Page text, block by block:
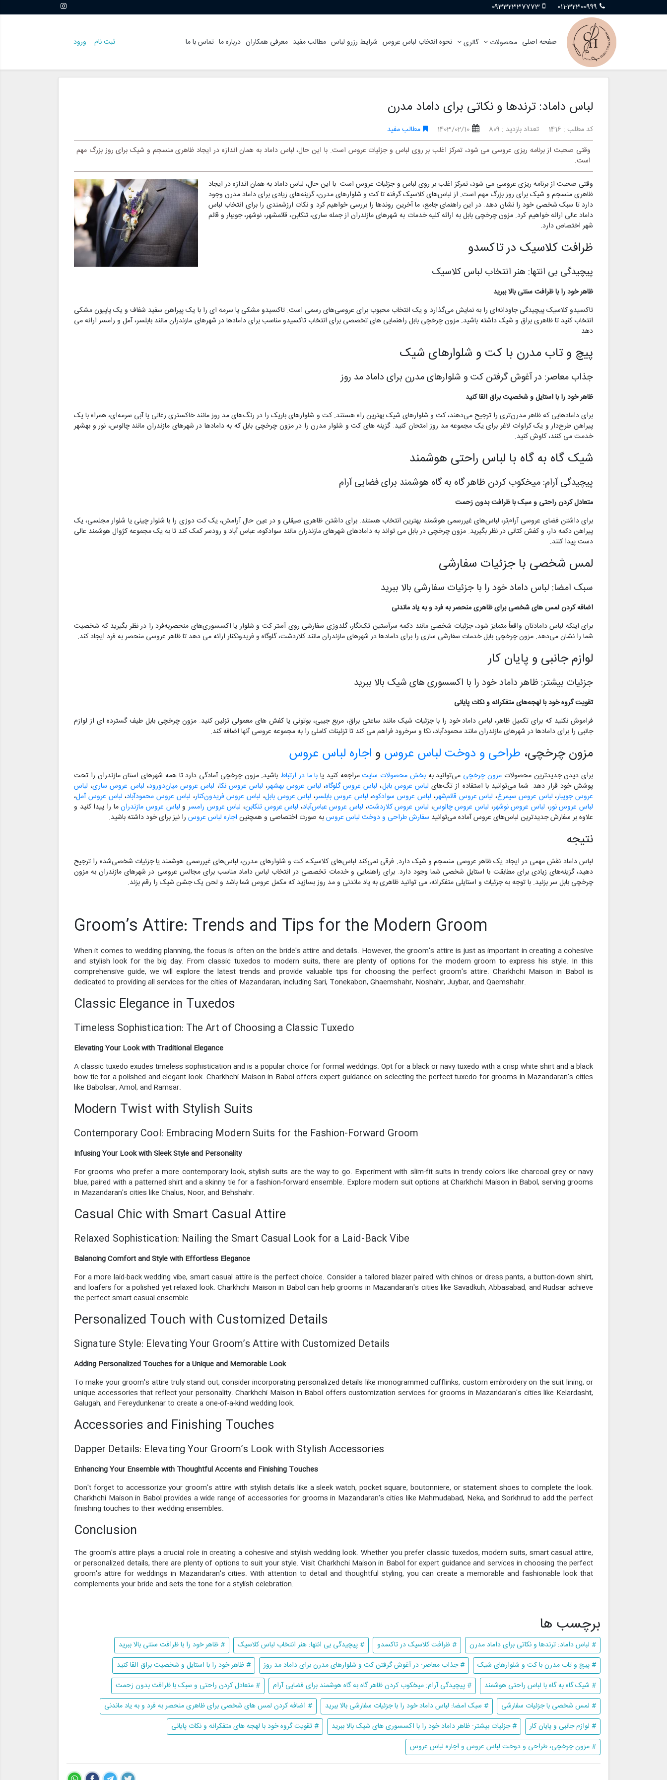
011-32300999
09332337773
ثبت نام ورود صفحه اصلی محصولات گالری نحوه انتخاب لباس عروس شرایط رزرو لباس مطالب مفید معرفی همکاران درباره ما تماس با ما
لباس داماد: ترندها و نکاتی برای داماد مدرن
کد مطلب : 1416 تعداد بازدید : 809 1403/02/10
مطالب مفید
وقتی صحبت از برنامه ریزی عروسی می شود، تمرکز اغلب بر روی لباس و جزئیات عروس است. با این حال، لباس داماد به همان اندازه در ایجاد ظاهری منسجم و شیک برای روز بزرگ مهم
است.
وقتی صحبت از برنامه ریزی عروسی می شود، تمرکز اغلب بر روی لباس و جزئیات عروس است. با این حال، لباس داماد به همان اندازه در ایجاد
ظاهری منسجم و شیک برای روز بزرگ مهم است. از لباس‌های کلاسیک گرفته تا کت و شلوارهای مدرن، گزینه‌های زیادی برای داماد مدرن وجود
دارد تا سبک شخصی خود را نشان دهد. در این راهنمای جامع، ما آخرین روندها را بررسی خواهیم کرد و نکات ارزشمندی را برای انتخاب لباس
داماد عالی ارائه خواهیم کرد. مزون چرخچی بابل به ارائه کلیه خدمات به شهرهای مازندران از جمله ساری، تنکابن، قائمشهر، نوشهر، جویبار و قائم
شهر اختصاص دارد.
ظرافت کلاسیک در تاکسدو
پیچیدگی بی انتها: هنر انتخاب لباس کلاسیک
ظاهر خود را با ظرافت سنتی بالا ببرید
تاکسیدو کلاسیک پیچیدگی جاودانه‌ای را به نمایش می‌گذارد و یک انتخاب محبوب برای عروسی‌های رسمی است. تاکسیدو مشکی یا سرمه ای را با یک پیراهن سفید شفاف و یک پاپیون مشکی
انتخاب کنید تا ظاهری براق و شیک داشته باشید. مزون چرخچی بابل راهنمایی های تخصصی برای انتخاب تاکسیدو مناسب برای دامادها در شهرهای مازندران مانند بابلسر، آمل و رامسر ارائه می
دهد.
پیچ و تاب مدرن با کت و شلوارهای شیک
جذاب معاصر: در آغوش گرفتن کت و شلوارهای مدرن برای داماد مد روز
ظاهر خود را با استایل و شخصیت براق القا کنید
برای دامادهایی که ظاهر مدرن‌تری را ترجیح می‌دهند، کت و شلوارهای شیک بهترین راه هستند. کت و شلوارهای باریک را در رنگ‌های مد روز مانند خاکستری زغالی یا آبی سرمه‌ای، همراه با یک
پیراهن طرح‌دار و یک کراوات لاغر برای یک مجموعه مد روز امتحان کنید. گزینه های کت و شلوار مدرن را در مزون چرخچی بابل که به دامادها در شهرهای مازندران مانند چالوس، نور و بهشهر
خدمت می کنند، کاوش کنید.
شیک گاه به گاه با لباس راحتی هوشمند
پیچیدگی آرام: میخکوب کردن ظاهر گاه به گاه هوشمند برای فضایی آرام
متعادل کردن راحتی و سبک با ظرافت بدون زحمت
برای داشتن فضای عروسی آرام‌تر، لباس‌های غیررسمی هوشمند بهترین انتخاب هستند. برای داشتن ظاهری صیقلی و در عین حال آرامش، یک کت دوزی را با شلوار چینی یا شلوار مجلسی، یک
پیراهن دکمه دار، و کفش کتانی در نظر بگیرید. مزون چرخچی در بابل می تواند به دامادهای شهرهای مازندران مانند سوادکوه، عباس آباد و رودسر کمک کند تا به یک مجموعه کژوال هوشمند عالی
دست پیدا کنند.
لمس شخصی با جزئیات سفارشی
سبک امضا: لباس داماد خود را با جزئیات سفارشی بالا ببرید
اضافه کردن لمس های شخصی برای ظاهری منحصر به فرد و به یاد ماندنی
برای اینکه لباس دامادتان واقعاً متمایز شود، جزئیات شخصی مانند دکمه سرآستین تک‌نگار، گلدوزی سفارشی روی آستر کت و شلوار یا اکسسوری‌های منحصربه‌فرد را در نظر بگیرید که شخصیت
شما را نشان می‌دهد. مزون چرخچی بابل خدمات سفارشی سازی را برای دامادها در شهرهای مازندران مانند کلاردشت، گلوگاه و فریدونکنار ارائه می دهد تا ظاهر عروسی منحصر به فرد ایجاد کند.
لوازم جانبی و پایان کار
جزئیات بیشتر: ظاهر داماد خود را با اکسسوری های شیک بالا ببرید
تقویت گروه خود با لهجه‌های متفکرانه و نکات پایانی
فراموش نکنید که برای تکمیل ظاهر، لباس داماد خود را با جزئیات شیک مانند ساعتی براق، مربع جیبی، بوتونی یا کفش های معمولی تزئین کنید. مزون چرخچی بابل طیف گسترده ای از لوازم
جانبی را برای دامادها در شهرهای مازندران مانند محمودآباد، نکا و سرخرود فراهم می کند تا تزئینات کاملی را به مجموعه عروسی آنها اضافه کند.
مزون چرخچی، طراحی و دوخت لباس عروس و اجاره لباس عروس
برای دیدن جدیدترین محصولات مزون چرخچی می‌توانید بهبخش محصولات سایتمراجعه کنید یا با ما در ارتباط باشید. مزون چرخچی آمادگی دارد تا همه شهرهای استان مازندران را تحت
پوشش خود قرار دهد. شما می‌توانید با استفاده از تگ‌های لباس عروس بابل، لباس عروس گلوگاه، لباس عروس بهشهر، لباس عروس نکا، لباس عروس میان‌دورود، لباس عروس ساری، لباس
عروس جویبار، لباس عروس سیمرغ، لباس عروس قائم‌شهر، لباس عروس سوادکوه، لباس عروس بابلسر، لباس عروس بابل، لباس عروس فریدون‌کنار، لباس عروس محمودآباد، لباس عروس آمل،
لباس عروس نور، لباس عروس نوشهر، لباس عروس چالوس، لباس عروس کلاردشت، لباس عروس عباس‌آباد، لباس عروس تنکابن، لباس عروس رامسرو لباس عروس مازندرانما را پیدا کنید و
علاوه بر سفارش جدیدترین لباس‌های عروس آماده می‌توانید سفارش طراحی و دوخت لباس عروسبه صورت اختصاصی و همچنین اجاره لباس عروس را نیز برای خود داشته باشید.
نتیجه
لباس داماد نقش مهمی در ایجاد یک ظاهر عروسی منسجم و شیک دارد. فرقی نمی‌کند لباس‌های کلاسیک، کت و شلوارهای مدرن، لباس‌های غیررسمی هوشمند یا جزئیات شخصی‌شده را ترجیح
دهید، گزینه‌های زیادی برای مطابقت با استایل شخصی شما وجود دارد. برای راهنمایی و خدمات تخصصی در انتخاب لباس داماد مناسب برای مجالس عروسی در شهرهای مازندران به مزون
چرخچی بابل سر بزنید. با توجه به جزئیات و استایلی متفکرانه، می توانید ظاهری به یاد ماندنی و مد روز بسازید که مکمل عروس شما باشد و لحن یک جشن شیک را رقم بزند.
Groom’s Attire: Trends and Tips for the Modern Groom
When it comes to wedding planning, the focus is often on the bride's attire and details. However, the groom's attire is just as important in creating a cohesive
and stylish look for the big day. From classic tuxedos to modern suits, there are plenty of options for the modern groom to express his style. In this
comprehensive guide, we will explore the latest trends and provide valuable tips for choosing the perfect groom's attire. Charkhchi Maison in Babol is
dedicated to providing all services for the cities of Mazandaran, including Sari, Tonekabon, Ghaemshahr, Noshahr, Juybar, and Qaemshahr.
Classic Elegance in Tuxedos
Timeless Sophistication: The Art of Choosing a Classic Tuxedo
Elevating Your Look with Traditional Elegance
A classic tuxedo exudes timeless sophistication and is a popular choice for formal weddings. Opt for a black or navy tuxedo with a crisp white shirt and a black
bow tie for a polished and elegant look. Charkhchi Maison in Babol offers expert guidance on selecting the perfect tuxedo for grooms in Mazandaran's cities
like Babolsar, Amol, and Ramsar.
Modern Twist with Stylish Suits
Contemporary Cool: Embracing Modern Suits for the Fashion-Forward Groom
Infusing Your Look with Sleek Style and Personality
For grooms who prefer a more contemporary look, stylish suits are the way to go. Experiment with slim-fit suits in trendy colors like charcoal grey or navy
blue, paired with a patterned shirt and a skinny tie for a fashion-forward ensemble. Explore modern suit options at Charkhchi Maison in Babol, serving grooms
in Mazandaran's cities like Chalus, Noor, and Behshahr.
Casual Chic with Smart Casual Attire
Relaxed Sophistication: Nailing the Smart Casual Look for a Laid-Back Vibe
Balancing Comfort and Style with Effortless Elegance
For a more laid-back wedding vibe, smart casual attire is the perfect choice. Consider a tailored blazer paired with chinos or dress pants, a button-down shirt,
and loafers for a polished yet relaxed look. Charkhchi Maison in Babol can help grooms in Mazandaran's cities like Savadkuh, Abbasabad, and Rudsar achieve
the perfect smart casual ensemble.
Personalized Touch with Customized Details
Signature Style: Elevating Your Groom’s Attire with Customized Details
Adding Personalized Touches for a Unique and Memorable Look
To make your groom's attire truly stand out, consider incorporating personalized details like monogrammed cufflinks, custom embroidery on the suit lining, or
unique accessories that reflect your personality. Charkhchi Maison in Babol offers customization services for grooms in Mazandaran's cities like Kelardasht,
Galugah, and Fereydunkenar to create a one-of-a-kind wedding look.
Accessories and Finishing Touches
Dapper Details: Elevating Your Groom’s Look with Stylish Accessories
Enhancing Your Ensemble with Thoughtful Accents and Finishing Touches
Don't forget to accessorize your groom's attire with stylish details like a sleek watch, pocket square, boutonniere, or statement shoes to complete the look.
Charkhchi Maison in Babol provides a wide range of accessories for grooms in Mazandaran's cities like Mahmudabad, Neka, and Sorkhrud to add the perfect
finishing touches to their wedding ensembles.
Conclusion
The groom's attire plays a crucial role in creating a cohesive and stylish wedding look. Whether you prefer classic tuxedos, modern suits, smart casual attire,
or personalized details, there are plenty of options to suit your style. Visit Charkhchi Maison in Babol for expert guidance and services in choosing the perfect
groom's attire for weddings in Mazandaran's cities. With attention to detail and thoughtful styling, you can create a memorable and fashionable look that
complements your bride and sets the tone for a stylish celebration.
برچسب ها
# لباس داماد: ترندها و نکاتی برای داماد مدرن # ظرافت کلاسیک در تاکسدو # پیچیدگی بی انتها: هنر انتخاب لباس کلاسیک
# ظاهر خود را با ظرافت سنتی بالا ببرید
# پیچ و تاب مدرن با کت و شلوارهای شیک
# جذاب معاصر: در آغوش گرفتن کت و شلوارهای مدرن برای داماد مد روز
# ظاهر خود را با استایل و شخصیت براق القا کنید
# شیک گاه به گاه با لباس راحتی هوشمند
# پیچیدگی آرام: میخکوب کردن ظاهر گاه به گاه هوشمند برای فضایی آرام
# متعادل کردن راحتی و سبک با ظرافت بدون زحمت
# لمس شخصی با جزئیات سفارشی
# سبک امضا: لباس داماد خود را با جزئیات سفارشی بالا ببرید
# اضافه کردن لمس های شخصی برای ظاهری منحصر به فرد و به یاد ماندنی
# لوازم جانبی و پایان کار
# جزئیات بیشتر: ظاهر داماد خود را با اکسسوری های شیک بالا ببرید
# تقویت گروه خود با لهجه های متفکرانه و نکات پایانی
# مزون چرخچی، طراحی و دوخت لباس عروس و اجاره لباس عروس